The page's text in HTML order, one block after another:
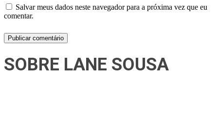
Salvar meus dados neste navegador para a próxima vez que eu
comentar.
SOBRE LANE SOUSA